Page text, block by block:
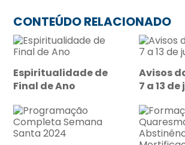
CONTEÚDO RELACIONADO
Espiritualidade de
Final de Ano
Avisos
7 a 13